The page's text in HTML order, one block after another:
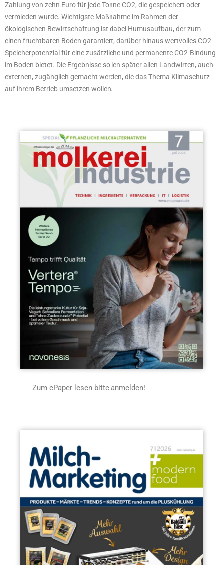
Zahlung von zehn Euro für jede Tonne CO2, die gespeichert oder
vermieden wurde. Wichtigste Maßnahme im Rahmen der
ökologischen Bewirtschaftung ist dabei Humusaufbau, der zum
einen fruchtbaren Boden garantiert, darüber hinaus wertvolles CO2-
Speicherpotenzial für eine zusätzliche und permanente CO2-Bindung
im Boden bietet. Die Ergebnisse sollen später allen Landwirten, auch
externen, zugänglich gemacht werden, die das Thema Klimaschutz
auf ihrem Betrieb umsetzen wollen.
Zum ePaper lesen bitte anmelden!